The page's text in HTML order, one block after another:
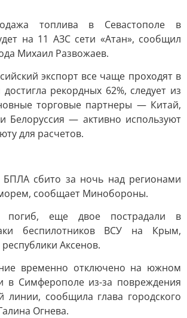
топлива в Севастополе в
на 11 АЗС сети «Атан», сообщил
Михаил Развожаев.
экспорт все чаще проходят в
рекордных 62%, следует из
торговые партнеры — Китай,
Белоруссия — активно используют
для расчетов.
БПЛА сбито за ночь над регионами
сообщает Минобороны.
погиб, еще двое пострадали в
беспилотников ВСУ на Крым,
Аксенов.
временно отключено на южном
в Симферополе из-за повреждения
линии, сообщила глава городского
Огнева.